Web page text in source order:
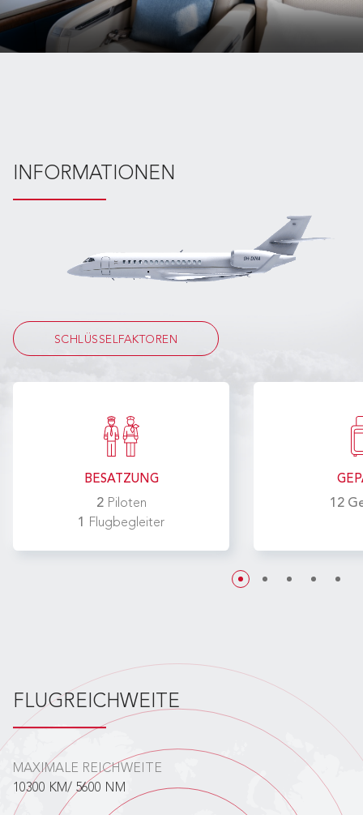
INFORMATIONEN
SCHLÜSSELFAKTOREN
BESATZUNG
2Piloten
1
Flugbegleiter
12
FLUGREICHWEITE
MAXIMALE REICHWEITE
10300 KM/ 5600 NM